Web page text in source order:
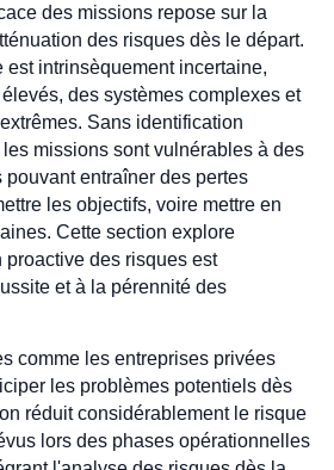
des missions repose sur la
des risques dès le départ.
est intrinsèquement incertaine,
des systèmes complexes et
Sans identification
missions sont vulnérables à des
entraîner des pertes
les objectifs, voire mettre en
Cette section explore
des risques est
et à la pérennité des
comme les entreprises privées
les problèmes potentiels dès
réduit considérablement le risque
lors des phases opérationnelles